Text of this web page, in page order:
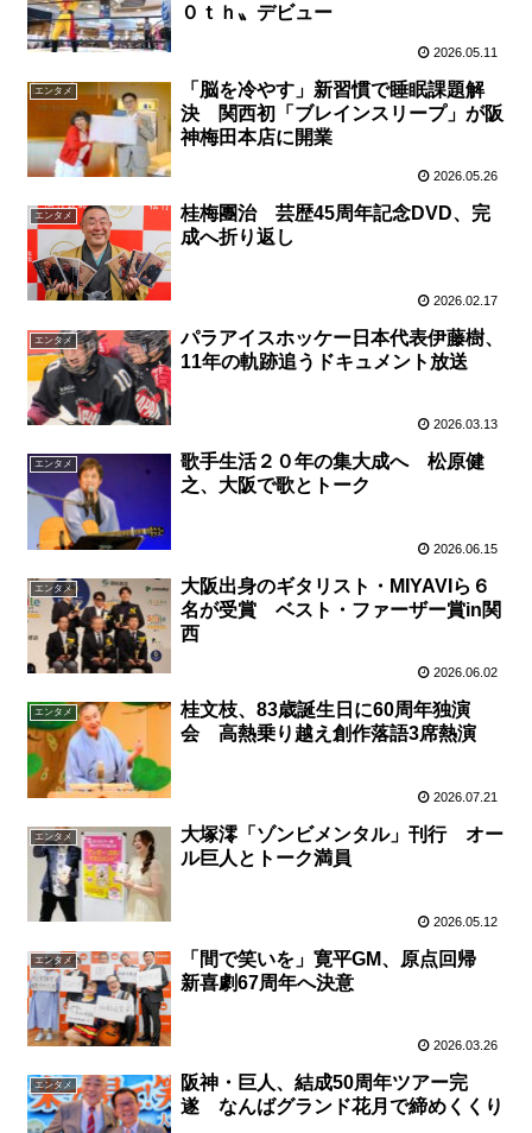
０ｔｈ〟デビュー
2026.05.11
エンタメ
「脳を冷やす」新習慣で睡眠課題解
決 関西初「ブレインスリープ」が阪
神梅田本店に開業
2026.05.26
エンタメ
桂梅團治 芸歴45周年記念DVD、完
成へ折り返し
2026.02.17
エンタメ
パラアイスホッケー日本代表伊藤樹、
11年の軌跡追うドキュメント放送
2026.03.13
エンタメ
歌手生活２０年の集大成へ 松原健
之、大阪で歌とトーク
2026.06.15
エンタメ
大阪出身のギタリスト・MIYAVIら６
名が受賞 ベスト・ファーザー賞in関
西
2026.06.02
エンタメ
桂文枝、83歳誕生日に60周年独演
会 高熱乗り越え創作落語3席熱演
2026.07.21
エンタメ
大塚澪「ゾンビメンタル」刊行 オー
ル巨人とトーク満員
2026.05.12
エンタメ
「間で笑いを」寛平GM、原点回帰
新喜劇67周年へ決意
2026.03.26
エンタメ
阪神・巨人、結成50周年ツアー完
遂 なんばグランド花月で締めくくり